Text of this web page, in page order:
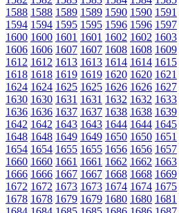
1588 1588 1589 1589 1590 1590 1591
1594 1594 1595 1595 1596 1596 1597
1600 1600 1601 1601 1602 1602 1603
1606 1606 1607 1607 1608 1608 1609
1612 1612 1613 1613 1614 1614 1615
1618 1618 1619 1619 1620 1620 1621
1624 1624 1625 1625 1626 1626 1627
1630 1630 1631 1631 1632 1632 1633
1636 1636 1637 1637 1638 1638 1639
1642 1642 1643 1643 1644 1644 1645
1648 1648 1649 1649 1650 1650 1651
1654 1654 1655 1655 1656 1656 1657
1660 1660 1661 1661 1662 1662 1663
1666 1666 1667 1667 1668 1668 1669
1672 1672 1673 1673 1674 1674 1675
1678 1678 1679 1679 1680 1680 1681